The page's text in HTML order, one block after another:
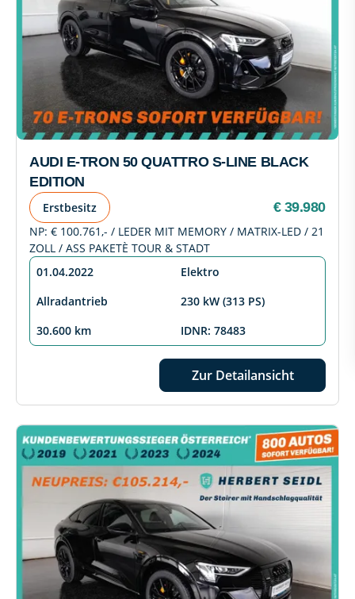
AUDI E-TRON 50 QUATTRO S-LINE BLACK
EDITION
Erstbesitz € 39.980
NP: € 100.761,- / LEDER MIT MEMORY / MATRIX-LED / 21
ZOLL / ASS PAKETÈ TOUR & STADT
01.04.2022
Elektro
Allradantrieb
230 kW (313 PS)
30.600 km
IDNR: 78483
Zur Detailansicht